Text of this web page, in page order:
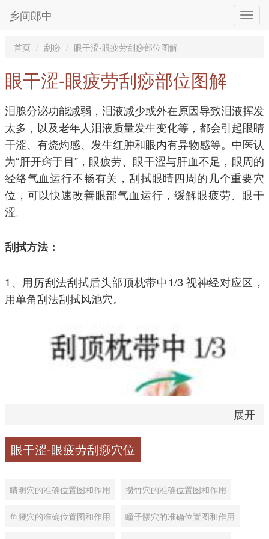
乡间郎中
首页 刮痧 眼干涩-眼疲劳刮痧部位图解
眼干涩-眼疲劳刮痧部位图解
泪腺分泌功能减弱，泪液减少或外在原因导致泪液挥发
太多，以及老年人泪液质量发生变化等，都会引起眼睛
干涩、有烧灼感、发生红肿和眼内有异物感等。中医认
为“肝开窍于目”，眼疲劳、眼干涩与肝血不足，眼周的
经络气血运行不畅有关，刮拭眼睛四周的几个重要穴
位，可以快速改善眼部气血运行，缓解眼疲劳、眼干
涩。
刮拭方法：
1、用厉刮法刮拭后头部顶枕带中1/3 视神经对应区，
用单角刮法刮拭风池穴。
展开
眼干涩-眼疲劳刮痧穴位
睛明穴的准确位置图和作用 攒竹穴的准确位置图和作用
鱼腰穴的准确位置图和作用 瞳子髎穴的准确位置图和作用